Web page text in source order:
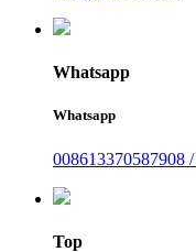
Whatsapp
Whatsapp
008613370587908
Top